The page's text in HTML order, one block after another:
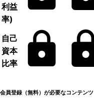
利益
率)
自己
資本
比率
会員登録（無料）が必要なコンテンツ